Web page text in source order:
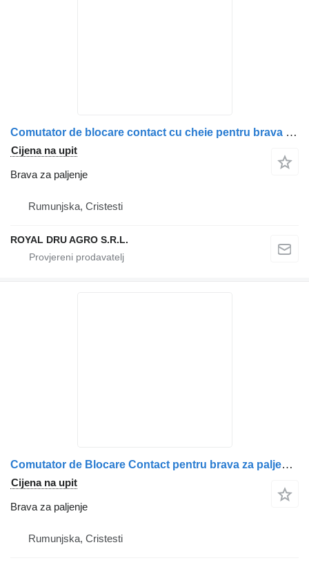
Comutator de blocare contact cu cheie pentru brava za paljenje za Volvo 9958590 22765475 1063432 12 kamiona
Cijena na upit
Brava za paljenje
Rumunjska, Cristesti
ROYAL DRU AGRO S.R.L.
Comutator de Blocare Contact pentru brava za paljenje za Volvo cu Cheie kamiona
Cijena na upit
Brava za paljenje
Rumunjska, Cristesti